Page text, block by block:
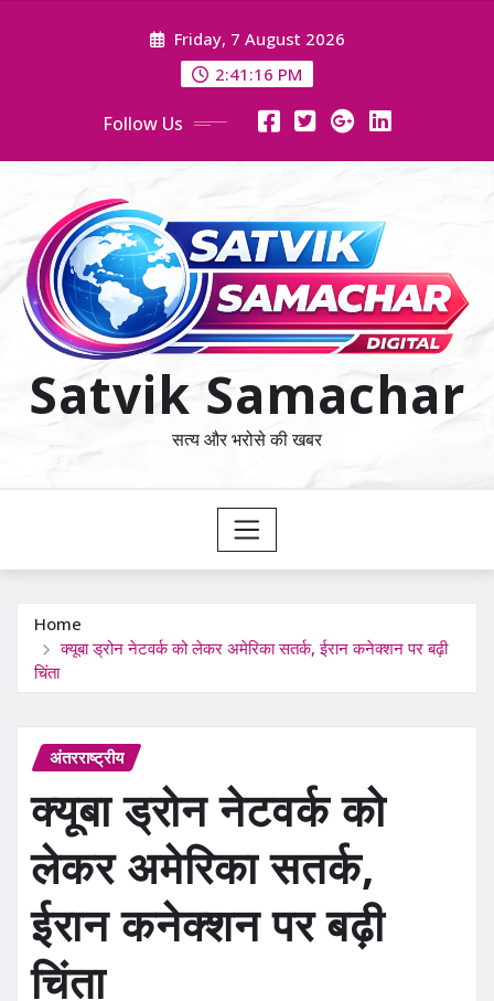
Friday, 7 August 2026
2:41:17 PM
Follow Us
Satvik Samachar
सत्य और भरोसे की खबर
Home
क्यूबा ड्रोन नेटवर्क को लेकर अमेरिका सतर्क, ईरान कनेक्शन पर बढ़ी
चिंता
अंतरराष्ट्रीय
क्यूबा ड्रोन नेटवर्क को
लेकर अमेरिका सतर्क,
ईरान कनेक्शन पर बढ़ी
चिंता